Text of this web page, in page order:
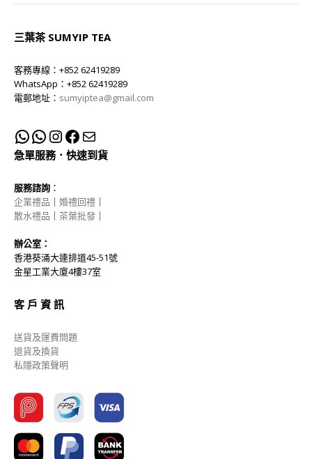
三葉茶 SUMYIP TEA
客務專線：+852 62419289
WhatsApp：+852 62419289
電郵地址： sumyiptea@gmail.com
急單服務．快速到貨
服務諮詢 ：
企業禮品
婚禮回禮
散水禮品
茶葉批發
辦公室：
香港葵涌大連排道45-51號
金星工業大廈4樓37室
客 戶 資 訊
送貨及運費問題
退貨及換貨
私隱政策聲明